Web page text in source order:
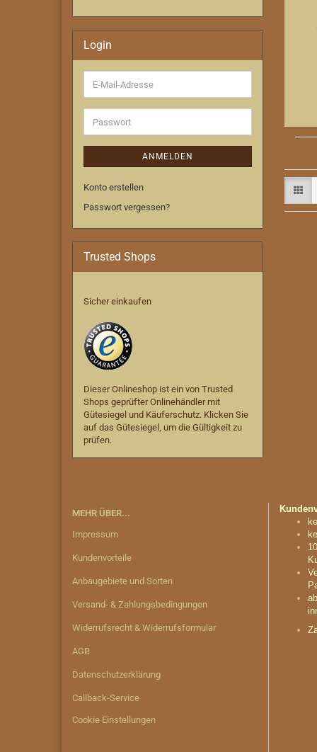
Login
E-
Mail-
Adresse
Passwort
ANMELDEN
Konto erstellen
Passwort vergessen?
Trusted Shops
Sicher einkaufen
Dieser Onlineshop ist ein von Trusted
Shops geprüfter Onlinehändler mit
Gütesiegel und Käuferschutz. Klicken Sie
auf das Gütesiegel, um die Gültigkeit zu
prüfen.
MEHR ÜBER...
Impressum
Kundenvorteile
Anbaugebiete und Sorten
Versand- & Zahlungsbedingungen
Widerrufsrecht & Widerrufsformular
AGB
Datenschutzerklärung
Callback-Service
Cookie Einstellungen